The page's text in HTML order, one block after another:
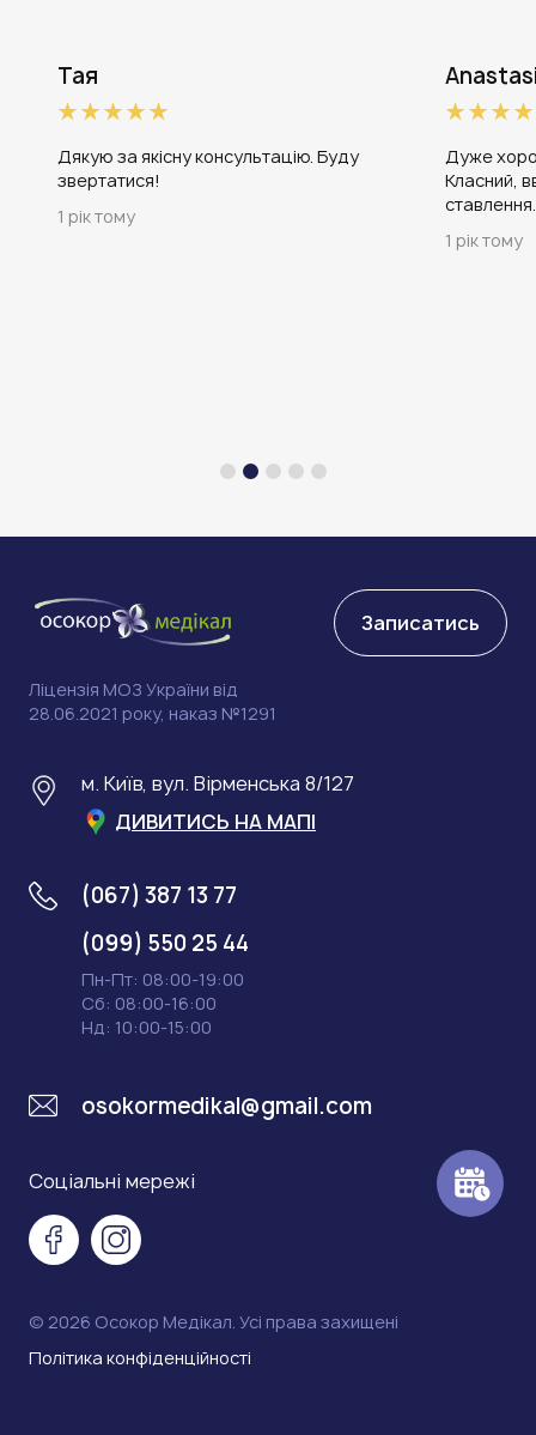
1 рік тому
Тая
Дякую за якісну консультацію. Буду
звертатися!
1 рік тому
Дуже
Класний,
Ліцензія МОЗ України від
28.06.2021 року, наказ №1291
м. Київ, вул. Вірменська 8/127
ДИВИТИСЬ НА МАПІ
osokormedikal@gmail.com
(067) 387 13 77
(099) 550 25 44
Пн-Пт: 08:00-19:00
Сб: 08:00-16:00
Нд: 10:00-15:00
Соціальні мережі
Записатись
© 2026 Осокор Медікал. Усі права захищені
Політика конфіденційності